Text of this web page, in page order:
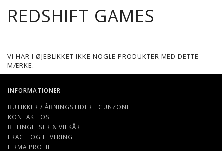
REDSHIFT GAMES
VI HAR I ØJEBLIKKET IKKE NOGLE PRODUKTER MED DETTE
MÆRKE.
INFORMATIONER
BUTIKKER / ÅBNINGSTIDER I GUNZONE
KONTAKT OS
BETINGELSER & VILKÅR
FRAGT OG LEVERING
FIRMA PROFIL